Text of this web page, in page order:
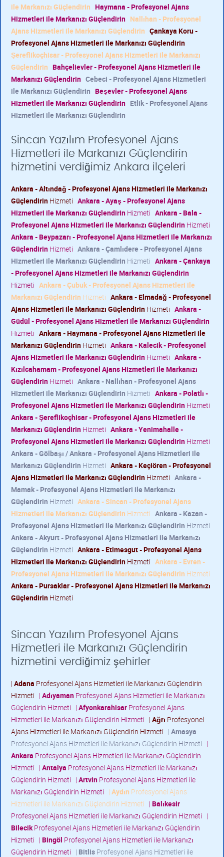
ile Markanızı Güçlendirin Haymana - Profesyonel Ajans
Hizmetleri ile Markanızı Güçlendirin Nallıhan - Profesyonel
Ajans Hizmetleri ile Markanızı Güçlendirin Çankaya Koru -
Profesyonel Ajans Hizmetleri ile Markanızı Güçlendirin
Şereflikoçhisar - Profesyonel Ajans Hizmetleri ile Markanızı
Güçlendirin Bahçelievler - Profesyonel Ajans Hizmetleri ile
Markanızı Güçlendirin Cebeci - Profesyonel Ajans Hizmetleri
ile Markanızı Güçlendirin Beşevler - Profesyonel Ajans
Hizmetleri ile Markanızı Güçlendirin Etlik - Profesyonel Ajans
Hizmetleri ile Markanızı Güçlendirin
Sincan Yazılım Profesyonel Ajans
Hizmetleri ile Markanızı Güçlendirin
hizmetini verdiğimiz Ankara ilçeleri
Ankara - Altındağ - Profesyonel Ajans Hizmetleri ile Markanızı
Güçlendirin Hizmeti Ankara - Ayaş - Profesyonel Ajans
Hizmetleri ile Markanızı Güçlendirin Hizmeti Ankara - Bala -
Profesyonel Ajans Hizmetleri ile Markanızı Güçlendirin Hizmeti
Ankara - Beypazarı - Profesyonel Ajans Hizmetleri ile Markanızı
Güçlendirin Hizmeti Ankara - Çamlıdere - Profesyonel Ajans
Hizmetleri ile Markanızı Güçlendirin Hizmeti Ankara - Çankaya
- Profesyonel Ajans Hizmetleri ile Markanızı Güçlendirin
Hizmeti Ankara - Çubuk - Profesyonel Ajans Hizmetleri ile
Markanızı Güçlendirin Hizmeti Ankara - Elmadağ - Profesyonel
Ajans Hizmetleri ile Markanızı Güçlendirin Hizmeti Ankara -
Güdül - Profesyonel Ajans Hizmetleri ile Markanızı Güçlendirin
Hizmeti Ankara - Haymana - Profesyonel Ajans Hizmetleri ile
Markanızı Güçlendirin Hizmeti Ankara - Kalecik - Profesyonel
Ajans Hizmetleri ile Markanızı Güçlendirin Hizmeti Ankara -
Kızılcahamam - Profesyonel Ajans Hizmetleri ile Markanızı
Güçlendirin Hizmeti Ankara - Nallıhan - Profesyonel Ajans
Hizmetleri ile Markanızı Güçlendirin Hizmeti Ankara - Polatlı -
Profesyonel Ajans Hizmetleri ile Markanızı Güçlendirin Hizmeti
Ankara - Şereflikoçhisar - Profesyonel Ajans Hizmetleri ile
Markanızı Güçlendirin Hizmeti Ankara - Yenimahalle -
Profesyonel Ajans Hizmetleri ile Markanızı Güçlendirin Hizmeti
Ankara - Gölbaşı / Ankara - Profesyonel Ajans Hizmetleri ile
Markanızı Güçlendirin Hizmeti Ankara - Keçiören - Profesyonel
Ajans Hizmetleri ile Markanızı Güçlendirin Hizmeti Ankara -
Mamak - Profesyonel Ajans Hizmetleri ile Markanızı
Güçlendirin Hizmeti Ankara - Sincan - Profesyonel Ajans
Hizmetleri ile Markanızı Güçlendirin Hizmeti Ankara - Kazan -
Profesyonel Ajans Hizmetleri ile Markanızı Güçlendirin Hizmeti
Ankara - Akyurt - Profesyonel Ajans Hizmetleri ile Markanızı
Güçlendirin Hizmeti Ankara - Etimesgut - Profesyonel Ajans
Hizmetleri ile Markanızı Güçlendirin Hizmeti Ankara - Evren -
Profesyonel Ajans Hizmetleri ile Markanızı Güçlendirin Hizmeti
Ankara - Pursaklar - Profesyonel Ajans Hizmetleri ile Markanızı
Güçlendirin Hizmeti
Sincan Yazılım Profesyonel Ajans
Hizmetleri ile Markanızı Güçlendirin
hizmetini verdiğimiz şehirler
| Adana Profesyonel Ajans Hizmetleri ile Markanızı Güçlendirin
Hizmeti | Adıyaman Profesyonel Ajans Hizmetleri ile Markanızı
Güçlendirin Hizmeti | Afyonkarahisar Profesyonel Ajans
Hizmetleri ile Markanızı Güçlendirin Hizmeti | Ağrı Profesyonel
Ajans Hizmetleri ile Markanızı Güçlendirin Hizmeti | Amasya
Profesyonel Ajans Hizmetleri ile Markanızı Güçlendirin Hizmeti |
Ankara Profesyonel Ajans Hizmetleri ile Markanızı Güçlendirin
Hizmeti | Antalya Profesyonel Ajans Hizmetleri ile Markanızı
Güçlendirin Hizmeti | Artvin Profesyonel Ajans Hizmetleri ile
Markanızı Güçlendirin Hizmeti | Aydın Profesyonel Ajans
Hizmetleri ile Markanızı Güçlendirin Hizmeti | Balıkesir
Profesyonel Ajans Hizmetleri ile Markanızı Güçlendirin Hizmeti |
BilecikProfesyonel Ajans Hizmetleri ile Markanızı Güçlendirin
Hizmeti | Bingöl Profesyonel Ajans Hizmetleri ile Markanızı
Güçlendirin Hizmeti | Bitlis Profesyonel Ajans Hizmetleri ile